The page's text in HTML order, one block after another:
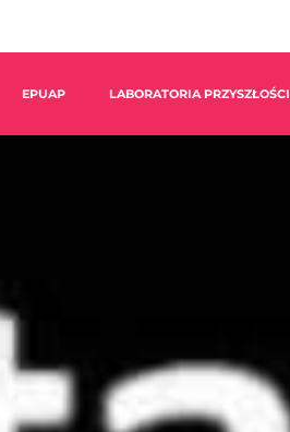
EPUAP LABORATORIA PRZYSZŁOŚCI